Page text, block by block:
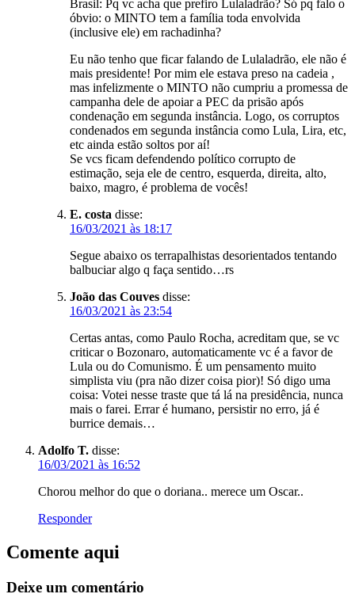
Brasil: Pq vc acha que prefiro Lulaladrão? Só pq falo o
óbvio: o MINTO tem a família toda envolvida
(inclusive ele) em rachadinha?
Eu não tenho que ficar falando de Lulaladrão, ele não é
mais presidente! Por mim ele estava preso na cadeia ,
mas infelizmente o MINTO não cumpriu a promessa de
campanha dele de apoiar a PEC da prisão após
condenação em segunda instância. Logo, os corruptos
condenados em segunda instância como Lula, Lira, etc,
etc ainda estão soltos por aí!
Se vcs ficam defendendo político corrupto de
estimação, seja ele de centro, esquerda, direita, alto,
baixo, magro, é problema de vocês!
E. costa disse:
16/03/2021 às 18:17
Segue abaixo os terrapalhistas desorientados tentando
balbuciar algo q faça sentido…rs
João das Couves disse:
16/03/2021 às 23:54
Certas antas, como Paulo Rocha, acreditam que, se vc
criticar o Bozonaro, automaticamente vc é a favor de
Lula ou do Comunismo. É um pensamento muito
simplista viu (pra não dizer coisa pior)! Só digo uma
coisa: Votei nesse traste que tá lá na presidência, nunca
mais o farei. Errar é humano, persistir no erro, já é
burrice demais…
Adolfo T. disse:
16/03/2021 às 16:52
Chorou melhor do que o doriana.. merece um Oscar..
Responder
Comente aqui
Deixe um comentário